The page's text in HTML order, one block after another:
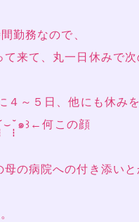
勤務なので、
来て、丸一日休みで次
～５日、他にも休み
๑꒱←何この顔
の病院への付き添い